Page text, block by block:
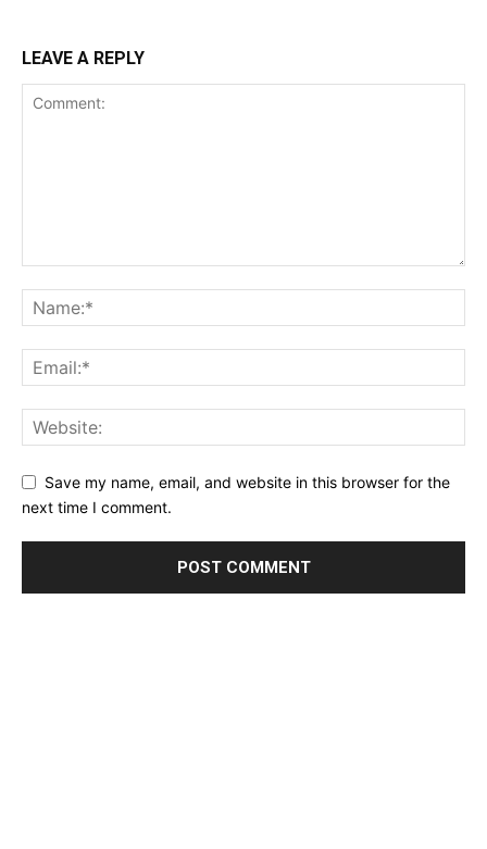
LEAVE A REPLY
Save my name, email, and website in this browser for the
next time I comment.